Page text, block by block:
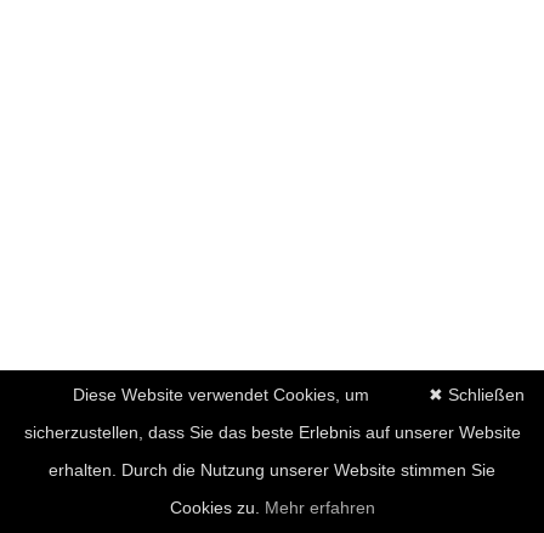
✖ Schließen
Diese Website verwendet Cookies, um
sicherzustellen, dass Sie das beste Erlebnis auf unserer Website
erhalten. Durch die Nutzung unserer Website stimmen Sie
Cookies zu. Mehr erfahren